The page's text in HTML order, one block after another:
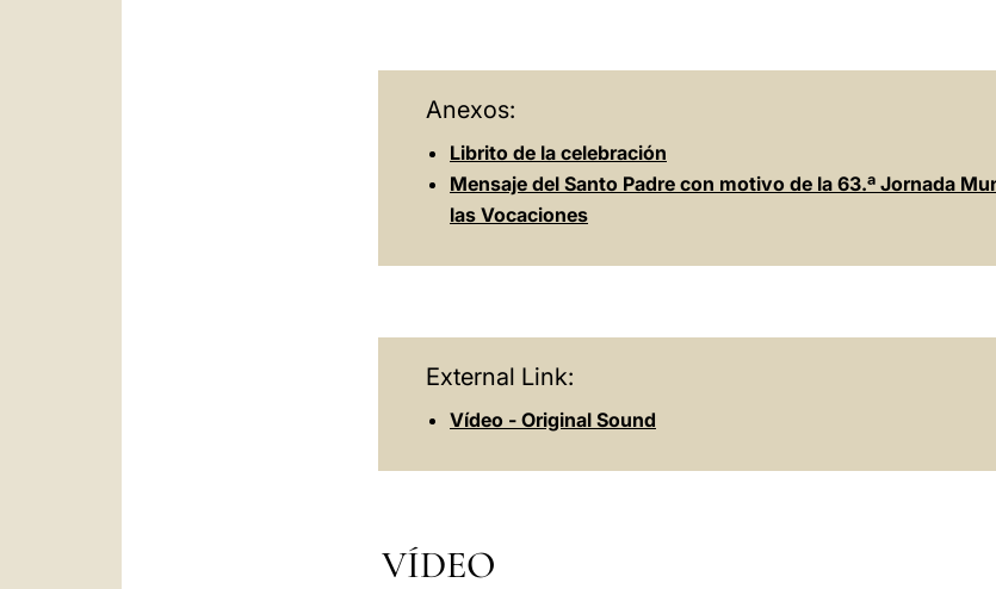
Anexos:
Librito de la celebración
Mensaje del Santo Padre con motivo de la 63.ª Jornada
las Vocaciones
External Link:
Vídeo - Original Sound
VÍDEO